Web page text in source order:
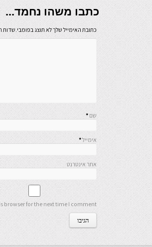
כתבו משהו נחמד...
כתובת האימייל שלך לא תוצג בפומבי.שדות
שם *
אימייל*
אתר אינטרנט
browser for the next time I comment.